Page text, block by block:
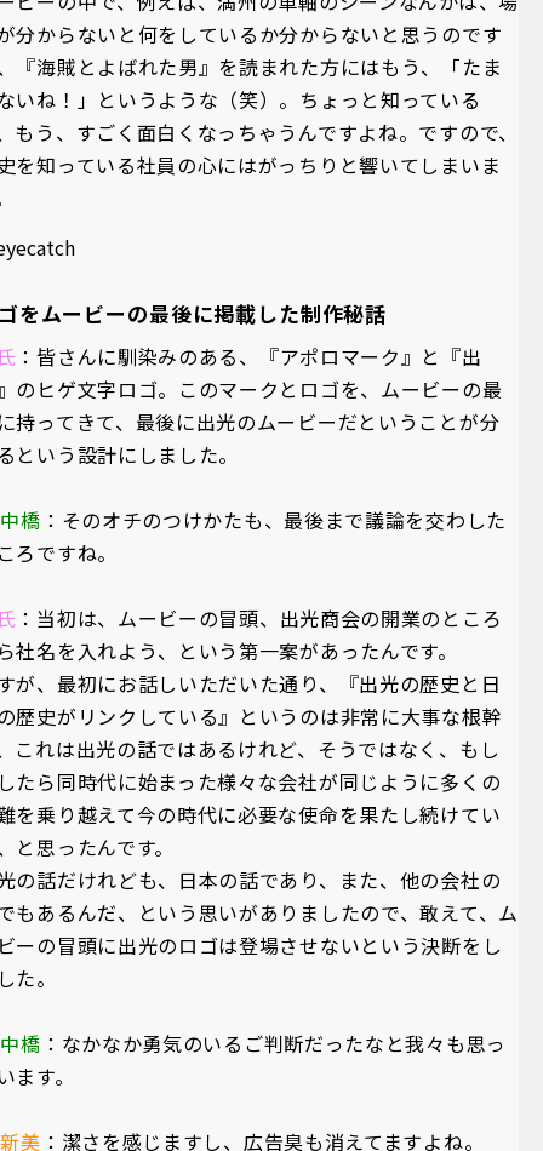
分からないと何をしているか分からないと思うのです
『海賊とよばれた男』を読まれた方にはもう、「たま
いね！」というような（笑）。ちょっと知っている
もう、すごく面白くなっちゃうんですよね。ですので、
を知っている社員の心にはがっちりと響いてしまいま
をムービーの最後に掲載した制作秘話
：皆さんに馴染みのある、『アポロマーク』と『出
のヒゲ文字ロゴ。このマークとロゴを、ムービーの最
持ってきて、最後に出光のムービーだということが分
という設計にしました。
橋 ：そのオチのつけかたも、最後まで議論を交わした
ろですね。
：当初は、ムービーの冒頭、出光商会の開業のところ
社名を入れよう、という第一案があったんです。
が、最初にお話しいただいた通り、『出光の歴史と日
歴史がリンクしている』というのは非常に大事な根幹
これは出光の話ではあるけれど、そうではなく、もし
たら同時代に始まった様々な会社が同じように多くの
を乗り越えて今の時代に必要な使命を果たし続けてい
と思ったんです。
の話だけれども、日本の話であり、また、他の会社の
もあるんだ、という思いがありましたので、敢えて、ム
ーの冒頭に出光のロゴは登場させないという決断をし
た。
橋 ：なかなか勇気のいるご判断だったなと我々も思っ
ます。
美 ：潔さを感じますし、広告臭も消えてますよね。